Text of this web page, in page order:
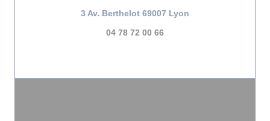
3 Av. Berthelot 69007 Lyon
04 78 72 00 66